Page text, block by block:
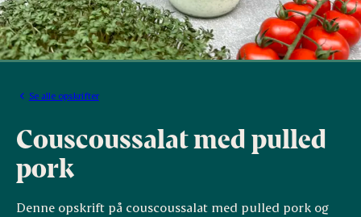
Se alle opskrifter
Couscoussalat med pulled
pork
Denne opskrift på couscoussalat med pulled pork og